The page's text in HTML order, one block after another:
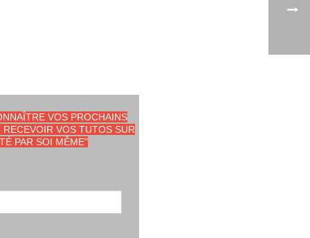
VOS PROCHAINS
VOS TUTOS SUR
PAR SOI MÊME"